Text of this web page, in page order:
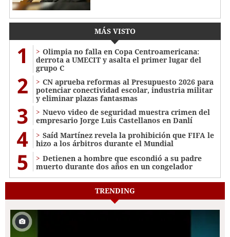
MÁS VISTO
1
Olimpia no falla en Copa Centroamericana:
derrota a UMECIT y asalta el primer lugar del
grupo C
2
CN aprueba reformas al Presupuesto 2026 para
potenciar conectividad escolar, industria militar
y eliminar plazas fantasmas
3
Nuevo video de seguridad muestra crimen del
empresario Jorge Luis Castellanos en Danlí
4
Saíd Martínez revela la prohibición que FIFA le
hizo a los árbitros durante el Mundial
5
Detienen a hombre que escondió a su padre
muerto durante dos años en un congelador
TRENDING